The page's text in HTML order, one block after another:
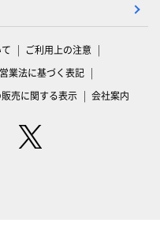
ご利用上の注意
業法に基づく表記
売に関する表示 会社案内